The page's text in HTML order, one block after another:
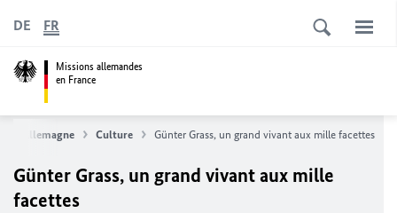
Missions allemandes
en France
DE FR
d'Allemagne Culture Günter Grass, un grand vivant aux mille facettes
Günter Grass, un grand vivant aux mille
facettes